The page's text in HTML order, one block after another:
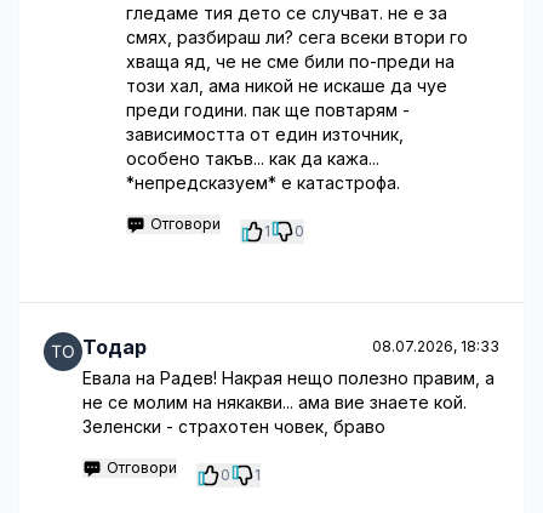
гледаме тия дето се случват. не е за
смях, разбираш ли? сега всеки втори го
хваща яд, че не сме били по-преди на
този хал, ама никой не искаше да чуе
преди години. пак ще повтарям -
зависимостта от един източник,
особено такъв... как да кажа...
*непредсказуем* е катастрофа.
Отговори 1 0
Тодар 08.07.2026, 18:33
Евала на Радев! Накрая нещо полезно правим, а
не се молим на някакви... ама вие знаете кой.
Зеленски - страхотен човек, браво
Отговори 0 1